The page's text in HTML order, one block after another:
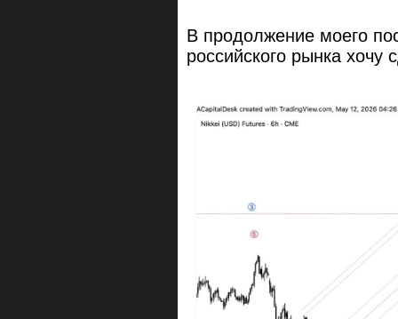
В продолжение моего
российского рынка хочу